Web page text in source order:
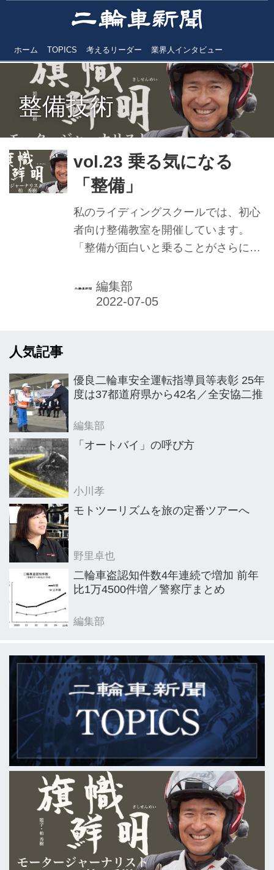
ホーム TOPICS 考えるリーダー 業界人インタビュー
整備技術
vol.23 乗る気になる
「整備」
私のライディングスクールでは、初心
者向け整備教室を開催しています。
「整備が面白いと乗ることがさらに楽
編集部
人気記事
優良二輪車安全運転指導員等表彰 25年
度は37都道府県から42名／全安協二推
編集部
「オートバイ」の呼び方
小川孝
モトツーリズムを旅の定番ツアーへ
野里卓也
二輪車盗認知件数4年連続で増加 前年
比1万4500件増／警察庁まとめ
編集部